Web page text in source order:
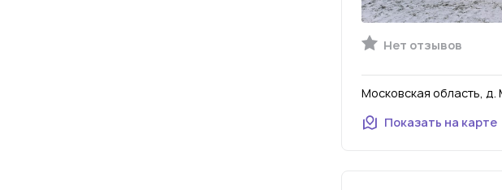
Нет отзывов
Московская область,
Показать на карте